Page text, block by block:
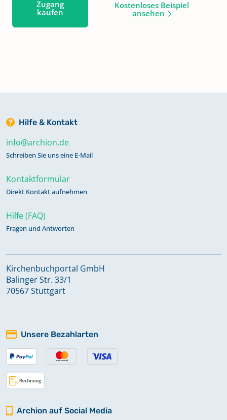
Zugang
kaufen
Kostenloses Beispiel
ansehen
Hilfe & Kontakt
info@archion.de
Schreiben Sie uns eine E-Mail
Kontaktformular
Direkt Kontakt aufnehmen
Hilfe (FAQ)
Fragen und Antworten
Kirchenbuchportal GmbH
Balinger Str. 33/1
70567 Stuttgart
Unsere Bezahlarten
Archion auf Social Media